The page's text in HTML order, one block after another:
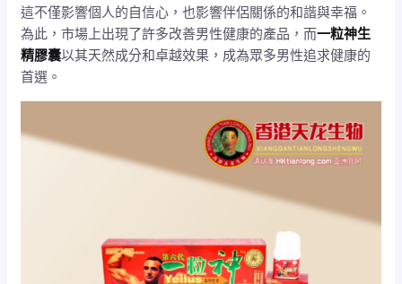
這不僅影響個人的自信心，也影響伴侶關係的和諧與幸福。
為此，市場上出現了許多改善男性健康的產品，而一粒神生
精膠囊以其天然成分和卓越效果，成為眾多男性追求健康的
首選。